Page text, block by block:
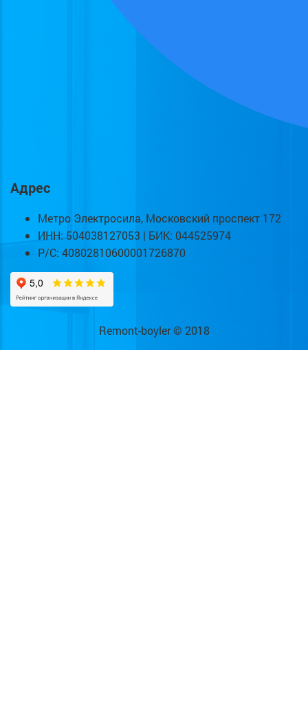
Адрес
Метро Электросила, Московский проспект 172
ИНН: 504038127053 | БИК: 044525974
Р/С: 40802810600001726870
Remont-boyler © 2018